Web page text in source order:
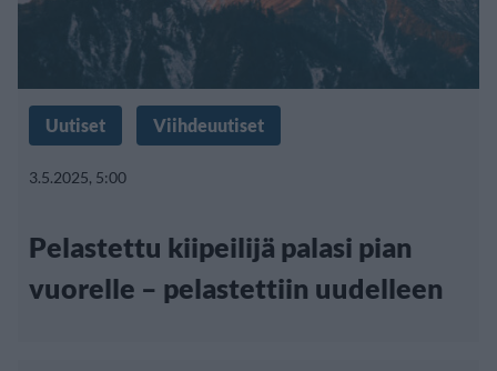
Uutiset Viihdeuutiset
3.5.2025, 5:00
Pelastettu kiipeilijä palasi pian
vuorelle – pelastettiin uudelleen